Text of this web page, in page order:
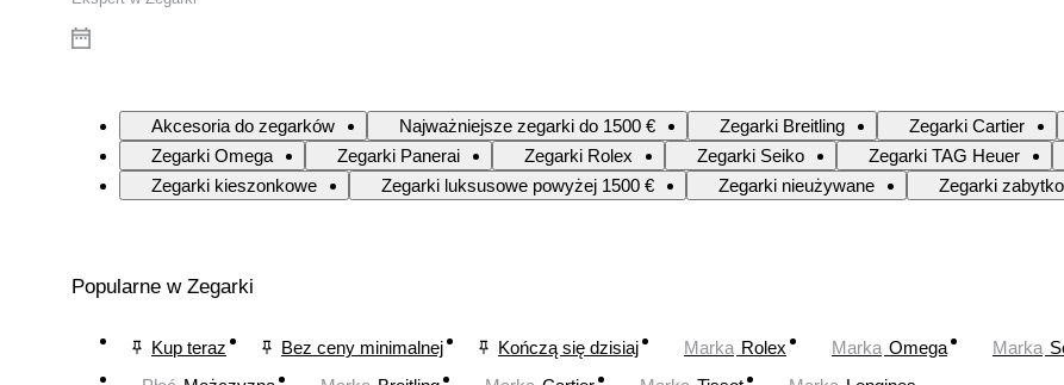
Akcesoria do zegarków Najważniejsze zegarki do 1500 € Zegarki Breitling Zegarki Cartier
Zegarki Omega
Zegarki Panerai Zegarki Rolex Zegarki Seiko Zegarki TAG Heuer
Zegarki kieszonkowe
Zegarki luksusowe powyżej 1500 € Zegarki nieużywane Zegarki
Popularne w Zegarki
Kup teraz Bez ceny minimalnej Kończą się dzisiaj Marka Rolex Marka Omega Marka